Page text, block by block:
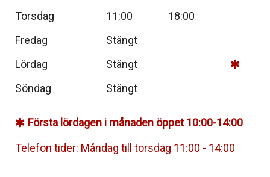
Torsdag
11:00
18:00
Fredag
Stängt
Lördag
Stängt
Söndag
Stängt
Första lördagen i månaden öppet 10:00-14:00
Telefon tider: Måndag till torsdag 11:00 - 14:00